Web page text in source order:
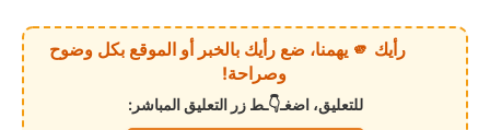
ي
رأيك 🫵 يهمنا، ضع رأيك بالخبر أو الموقع بكل وضوح
وصراحة!
للتعليق، اضغـ👇ـط زر التعليق المباشر: